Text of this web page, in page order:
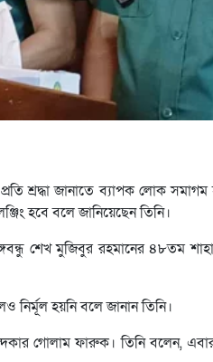
শ্রদ্ধা জানাতে ব্যাপক লোক
হবে বলে জানিয়েছেন তিনি।
শেখ মুজিবুর রহমানের ৪৮তম
নির্মূল হয়নি বলে জানান তিনি।
গোলাম ফারুক। তিনি বলেন, এবার